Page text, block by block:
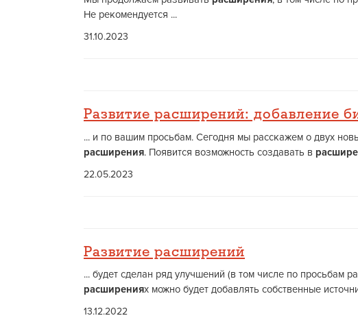
Не рекомендуется ...
31.10.2023
Развитие расширений: добавление
... и по вашим просьбам. Сегодня мы расскажем о двух
расширения. Появится возможность создавать в
22.05.2023
Развитие расширений
... будет сделан ряд улучшений (в том числе по просьбам
расширениях можно будет добавлять собственные
13.12.2022